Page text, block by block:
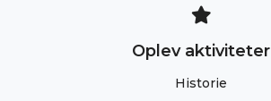
Oplev aktiviteter
Historie